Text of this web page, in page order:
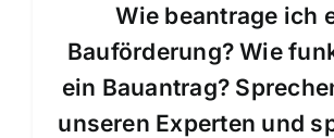
Wie beantrage ich
Bauförderung? Wie
ein Bauantrag?
unseren Experten und